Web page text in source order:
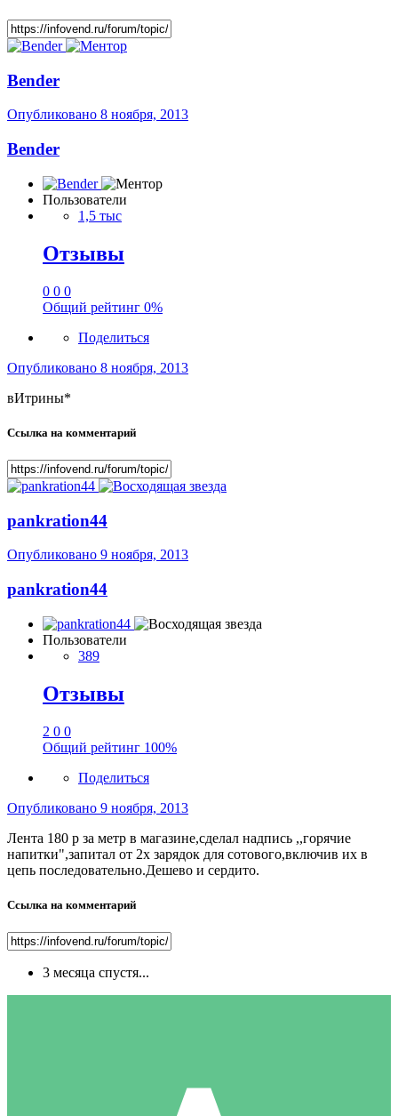
Bender
Опубликовано 8 ноября, 2013
Bender
Пользователи
1,5 тыс
Отзывы
0 0 0
Общий рейтинг 0%
Поделиться
Опубликовано 8 ноября, 2013
вИтрины*
Ссылка на комментарий
pankration44
Опубликовано 9 ноября, 2013
pankration44
Пользователи
389
Отзывы
2 0 0
Общий рейтинг 100%
Поделиться
Опубликовано 9 ноября, 2013
Лента 180 р за метр в магазине,сделал надпись ,,горячие
напитки",запитал от 2х зарядок для сотового,включив их в
цепь последовательно.Дешево и сердито.
Ссылка на комментарий
3 месяца спустя...